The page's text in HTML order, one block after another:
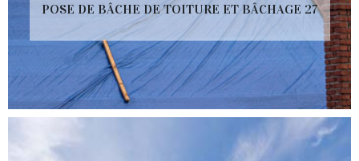
POSE DE BÂCHE DE TOITURE ET BÂCHAGE 27